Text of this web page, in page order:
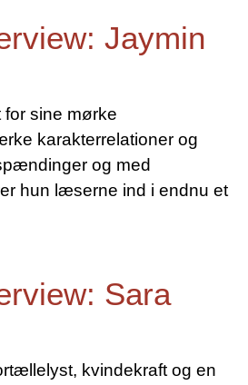
Jaymin
sine mørke
karakterrelationer og
og med
hun læserne ind i endnu et
Sara
kvindekraft og en